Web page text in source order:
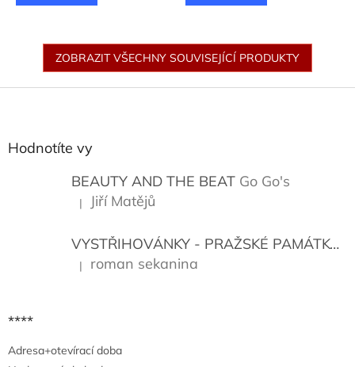
ZOBRAZIT VŠECHNY SOUVISEJÍCÍ PRODUKTY
Hodnotíte vy
BEAUTY AND THE BEAT Go Go's
Hodnocení produktu je 5 z 5 hvězdiček.
| Jiří Matějů
VYSTŘIHOVÁNKY - PRAŽSKÉ PAMÁTKY
Hodnocení produktu je 5 z 5 hvězdiček.
| roman sekanina
****
Adresa+otevírací doba